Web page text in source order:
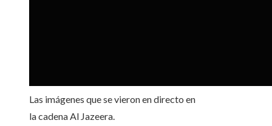
Las imágenes que se vieron en directo en
la cadena Al Jazeera.